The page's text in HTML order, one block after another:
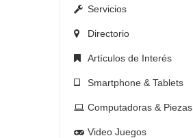
Servicios
Directorio
Artículos de Interés
Smartphone & Tablets
Computadoras & Piezas
Video Juegos